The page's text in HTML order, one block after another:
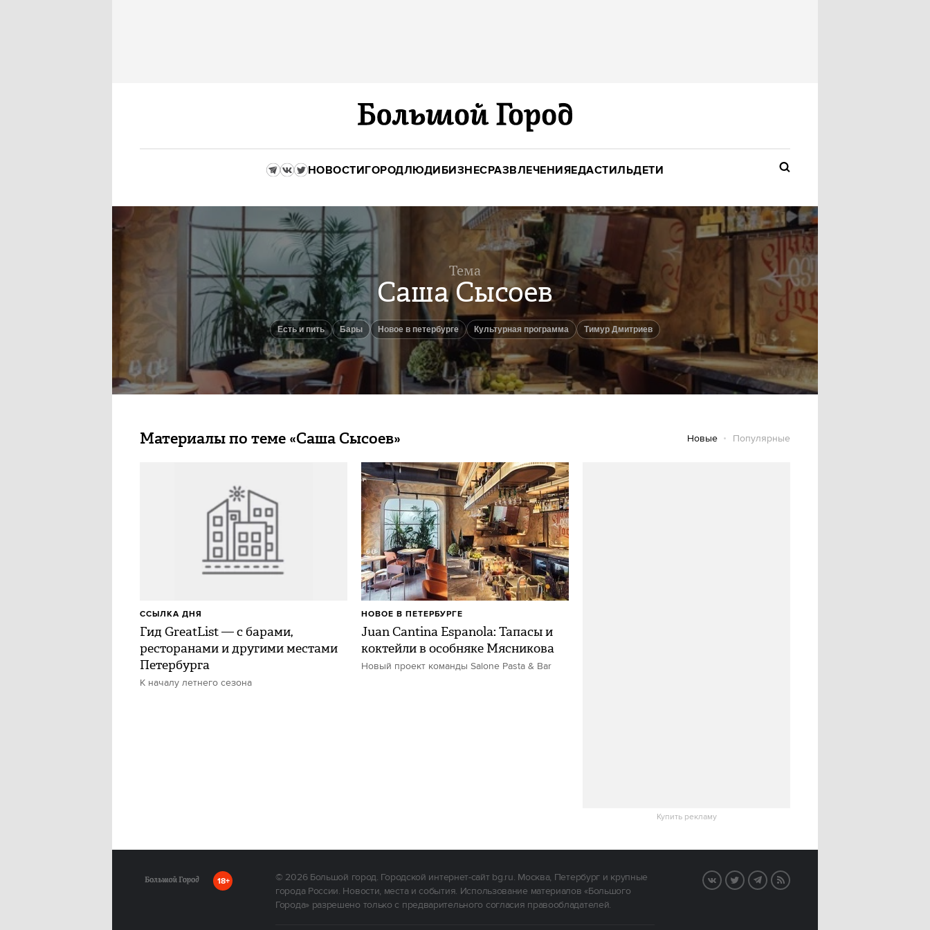
НОВОСТИГОРОДЛЮДИБИЗНЕСРАЗВЛЕЧЕНИЯЕДАСТИЛЬДЕТИ
Тема
Саша Сысоев
есть и пить Бары новое в петербурге Культурная программа Тимур Дмитриев
Материалы по теме «Саша Сысоев» Новые Популярные
Купить рекламу
Гид GreatList — с барами,
ресторанами и другими местами
Петербурга
К началу летнего сезона
ССЫЛКА ДНЯ
Juan Cantina Espanola: Тапасы и
коктейли в особняке Мясникова
Новый проект команды Salone Pasta & Bar
НОВОЕ В ПЕТЕРБУРГЕ
18+ © 2026Большой город. Городской интернет-сайт bg.ru. Москва, Петербург и крупные
города России. Новости, места и события. Использование материалов «Большого
Города» разрешено только с предварительного согласия правообладателей.
VK TwitterTelegram
RSS